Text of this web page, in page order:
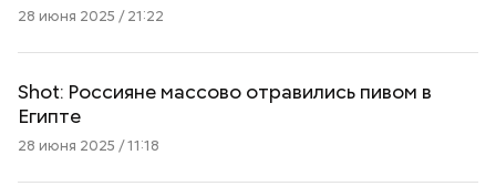
28 июня 2025 / 21:22
Shot: Россияне массово отравились пивом в
Египте
28 июня 2025 / 11:18